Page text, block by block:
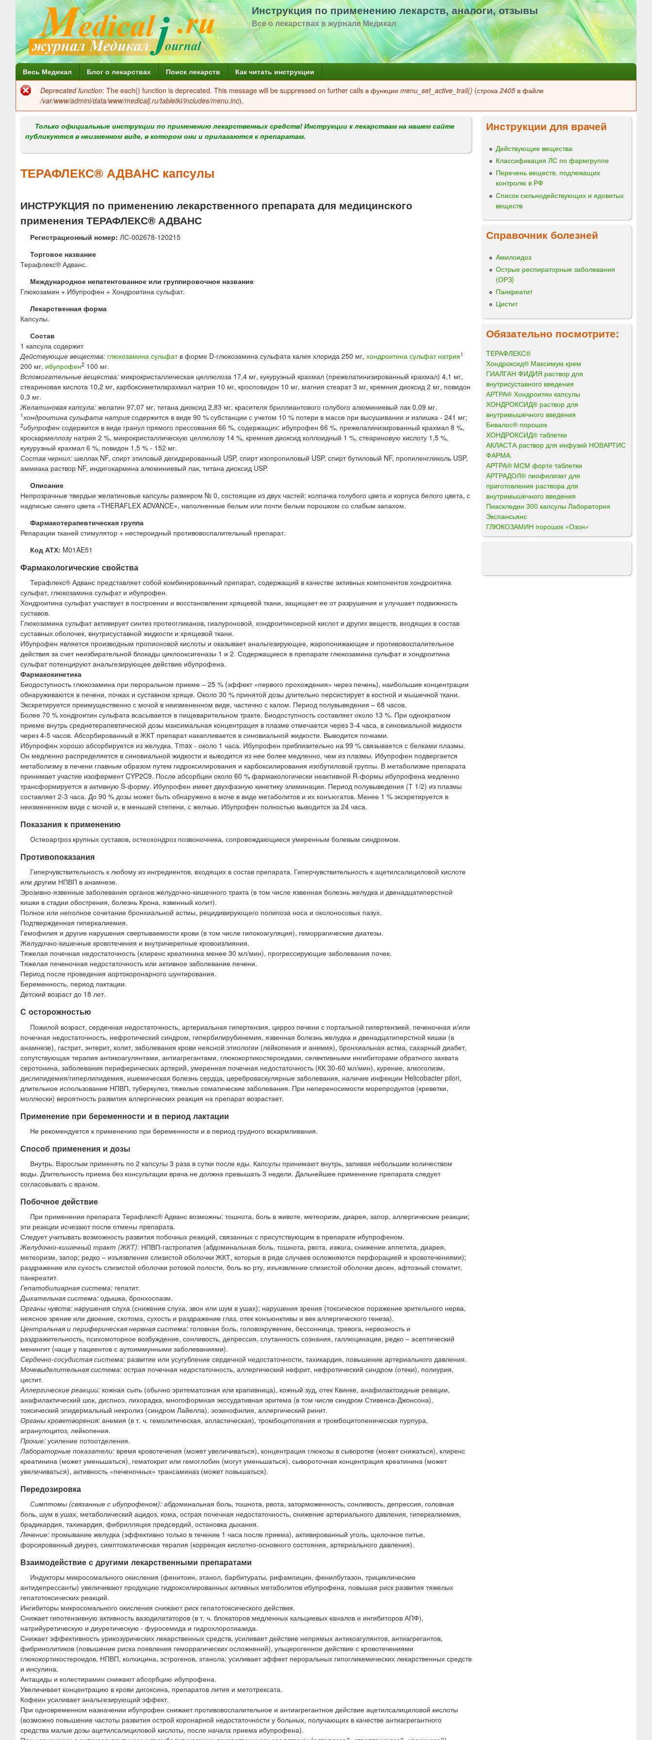
Перейти
к
содержанию
Инструкция по применению лекарств, аналоги, отзывы
Все о лекарствах в журнале Медикал
Г
л
н
м
н
ю
Весь Медикал Блог о лекарствах Поиск лекарств Как читать инструкции
Сообщение
об
ошибке
Deprecated function: The each() function is deprecated. This message will be suppressed on further calls в функции menu_set_active_trail() (строка 2405 в файле
/var/www/admini/data/www/medicalj.ru/tabletki/includes/menu.inc).
Только официальные инструкции по применению лекарственных средств! Инструкции к лекарствам на нашем сайте
публикуются в неизменном виде, в котором они и прилагаются к препаратам.
ТЕРАФЛЕКС® АДВАНС капсулы
ИНСТРУКЦИЯ по применению лекарственного препарата для медицинского
применения ТЕРАФЛЕКС® АДВАНС
Регистрационный номер: ЛС-002678-120215
Торговое название
Терафлекс® Адванс.
Международное непатентованное или группировочное название
Глюкозамин + Ибупрофен + Хондроитина сульфат.
Лекарственная форма
Капсулы.
Состав
1 капсула содержит
Действующие вещества: глюкозамина сульфат в форме D-глюкозамина сульфата калия хлорида 250 мг, хондроитина сульфат натрия1
200 мг, ибупрофен2 100 мг.
Вспомогательные вещества: микрокристаллическая целлюлоза 17,4 мг, кукурузный крахмал (прежелатинизированный крахмал) 4,1 мг,
стеариновая кислота 10,2 мг, карбоксиметилкрахмал натрия 10 мг, кросповидон 10 мг, магния стеарат 3 мг, кремния диоксид 2 мг, повидон
0,3 мг.
Желатиновая капсула: желатин 97,07 мг, титана диоксид 2,83 мг, красителя бриллиантового голубого алюминиевый лак 0,09 мг.
1хондроитина сульфата натрия содержится в виде 90 % субстанции с учетом 10 % потери в массе при высушивании и излишка - 241 мг;
2ибупрофен содержится в виде гранул прямого прессования 66 %, содержащих: ибупрофен 66 %, прежелатинизированный крахмал 8 %,
кроскармеллозу натрия 2 %, микрокристаллическую целлюлозу 14 %, кремния диоксид коллоидный 1 %, стеариновую кислоту 1,5 %,
кукурузный крахмал 6 %, повидон 1,5 % - 152 мг.
Состав чернил: шеллак NF, спирт этиловый дегидрированный USP, спирт изопропиловый USP, спирт бутиловый NF, пропиленгликоль USP,
аммиака раствор NF, индигокармина алюминиевый лак, титана диоксид USP.
Описание
Непрозрачные твердые желатиновые капсулы размером № 0, состоящие из двух частей: колпачка голубого цвета и корпуса белого цвета, с
надписью синего цвета «THERAFLEX ADVANCE», наполненные белым или почти белым порошком со слабым запахом.
Фармакотерапевтическая группа
Репарации тканей стимулятор + нестероидный противовоспалительный препарат.
Код АТХ: M01AE51
Фармакологические свойства
Терафлекс® Адванс представляет собой комбинированный препарат, содержащий в качестве активных компонентов хондроитина
сульфат, глюкозамина сульфат и ибупрофен.
Хондроитина сульфат участвует в построении и восстановлении хрящевой ткани, защищает ее от разрушения и улучшает подвижность
суставов.
Глюкозамина сульфат активирует синтез протеогликанов, гиалуроновой, хондроитинсерной кислот и других веществ, входящих в состав
суставных оболочек, внутрисуставной жидкости и хрящевой ткани.
Ибупрофен является производным пропионовой кислоты и оказывает анальгезирующее, жаропонижающее и противовоспалительное
действия за счет неизбирательной блокады циклооксигеназы 1 и 2. Содержащиеся в препарате глюкозамина сульфат и хондроитина
сульфат потенцируют анальгезирующее действие ибупрофена.
Фармакокинетика
Биодоступность глюкозамина при пероральном приеме – 25 % (эффект «первого прохождения» через печень), наибольшие концентрации
обнаруживаются в печени, почках и суставном хряще. Около 30 % принятой дозы длительно персистирует в костной и мышечной ткани.
Экскретируется преимущественно с мочой в неизмененном виде, частично с калом. Период полувыведения – 68 часов.
Более 70 % хондроитин сульфата всасывается в пищеварительном тракте. Биодоступность составляет около 13 %. При однократном
приеме внутрь среднетерапевтической дозы максимальная концентрация в плазме отмечается через 3-4 часа, в синовиальной жидкости
через 4-5 часов. Абсорбированный в ЖКТ препарат накапливается в синовиальной жидкости. Выводится почками.
Ибупрофен хорошо абсорбируется из желудка. Тmax - около 1 часа. Ибупрофен приблизительно на 99 % связывается с белками плазмы.
Он медленно распределяется в синовиальной жидкости и выводится из нее более медленно, чем из плазмы. Ибупрофен подвергается
метаболизму в печени главным образом путем гидроксилирования и карбоксилирования изобутиловой группы. В метаболизме препарата
принимает участие изофермент CYP2C9. После абсорбции около 60 % фармакологически неактивной R-формы ибупрофена медленно
трансформируется в активную S-форму. Ибупрофен имеет двухфазную кинетику элиминации. Период полувыведения (Т 1/2) из плазмы
составляет 2-3 часа. До 90 % дозы может быть обнаружено в моче в виде метаболитов и их конъюгатов. Менее 1 % экскретируется в
неизмененном виде с мочой и, в меньшей степени, с желчью. Ибупрофен полностью выводится за 24 часа.
Показания к применению
Остеоартроз крупных суставов, остеохондроз позвоночника, сопровождающиеся умеренным болевым синдромом.
Противопоказания
Гиперчувствительность к любому из ингредиентов, входящих в состав препарата. Гиперчувствительность к ацетилсалициловой кислоте
или другим НПВП в анамнезе.
Эрозивно-язвенные заболевания органов желудочно-кишечного тракта (в том числе язвенная болезнь желудка и двенадцатиперстной
кишки в стадии обострения, болезнь Крона, язвенный колит).
Полное или неполное сочетание бронхиальной астмы, рецидивирующего полипоза носа и околоносовых пазух.
Подтвержденная гиперкалиемия.
Гемофилия и другие нарушения свертываемости крови (в том числе гипокоагуляция), геморрагические диатезы.
Желудочно-кишечные кровотечения и внутричерепные кровоизлияния.
Тяжелая почечная недостаточность (клиренс креатинина менее 30 мл/мин), прогрессирующие заболевания почек.
Тяжелая печеночная недостаточность или активное заболевание печени.
Период после проведения аортокоронарного шунтирования.
Беременность, период лактации.
Детский возраст до 18 лет.
С осторожностью
Пожилой возраст, сердечная недостаточность, артериальная гипертензия, цирроз печени с портальной гипертензией, печеночная и/или
почечная недостаточность, нефротический синдром, гипербилирубинемия, язвенная болезнь желудка и двенадцатиперстной кишки (в
анамнезе), гастрит, энтерит, колит, заболевания крови неясной этиологии (лейкопения и анемия), бронхиальная астма, сахарный диабет,
сопутствующая терапия антикоагулянтами, антиагрегантами, глюкокортикостероидами, селективными ингибиторами обратного захвата
серотонина, заболевания периферических артерий, умеренная почечная недостаточность (КК 30-60 мл/мин), курение, алкоголизм,
дислипидемия/гиперлипидемия, ишемическая болезнь сердца, цереброваскулярные заболевания, наличие инфекции Helicobacter pilori,
длительное использование НПВП, туберкулез, тяжелые соматические заболевания. При непереносимости морепродуктов (креветки,
моллюски) вероятность развития аллергических реакция на препарат возрастает.
Применение при беременности и в период лактации
Не рекомендуется к применению при беременности и в период грудного вскармливания.
Способ применения и дозы
Внутрь. Взрослым применять по 2 капсулы 3 раза в сутки после еды. Капсулы принимают внутрь, запивая небольшим количеством
воды. Длительность приема без консультации врача не должна превышать 3 недели. Дальнейшее применение препарата следует
согласовывать с врачом.
Побочное действие
При применении препарата Терафлекс® Адванс возможны: тошнота, боль в животе, метеоризм, диарея, запор, аллергические реакции;
эти реакции исчезают после отмены препарата.
Следует учитывать возможность развития побочных реакций, связанных с присутствующим в препарате ибупрофеном.
Желудочно-кишечный тракт (ЖКТ): НПВП-гастропатия (абдоминальная боль, тошнота, рвота, изжога, снижение аппетита, диарея,
метеоризм, запор; редко – изъязвления слизистой оболочки ЖКТ, которые в ряде случаев осложняются перфорацией и кровотечениями);
раздражение или сухость слизистой оболочки ротовой полости, боль во рту, изъязвление слизистой оболочки десен, афтозный стоматит,
панкреатит.
Гепатобилиарная система: гепатит.
Дыхательная система: одышка, бронхоспазм.
Органы чувств: нарушения слуха (снижение слуха, звон или шум в ушах); нарушения зрения (токсическое поражение зрительного нерва,
неясное зрение или двоение, скотома, сухость и раздражение глаз, отек конъюнктивы и век аллергического генеза).
Центральная и периферическая нервная система: головная боль, головокружение, бессонница, тревога, нервозность и
раздражительность, психомоторное возбуждение, сонливость, депрессия, спутанность сознания, галлюцинации, редко – асептический
менингит (чаще у пациентов с аутоиммунными заболеваниями).
Сердечно-сосудистая система: развитие или усугубление сердечной недостаточности, тахикардия, повышение артериального давления.
Мочевыделительная система: острая почечная недостаточность, аллергический нефрит, нефротический синдром (отеки), полиурия,
цистит.
Аллергические реакции: кожная сыпь (обычно эритематозная или крапивница), кожный зуд, отек Квинке, анафилактоидные реакции,
анафилактический шок, диспноэ, лихорадка, многоформная экссудативная эритема (в том числе синдром Стивенса-Джонсона),
токсический эпидермальный некролиз (синдром Лайелла), эозинофилия, аллергический ринит.
Органы кроветворения: анемия (в т. ч. гемолитическая, апластическая), тромбоцитопения и тромбоцитопеническая пурпура,
агранулоцитоз, лейкопения.
Прочие: усиление потоотделения.
Лабораторные показатели: время кровотечения (может увеличиваться), концентрация глюкозы в сыворотке (может снижаться), клиренс
креатинина (может уменьшаться), гематокрит или гемоглобин (могут уменьшаться), сывороточная концентрация креатинина (может
увеличиваться), активность «печеночных» трансаминаз (может повышаться).
Передозировка
Симптомы (связанные с ибупрофеном): абдоминальная боль, тошнота, рвота, заторможенность, сонливость, депрессия, головная
боль, шум в ушах, метаболический ацидоз, кома, острая почечная недостаточность, снижение артериального давления, гиперкалиемия,
брадикардия, тахикардия, фибрилляция предсердий, остановка дыхания.
Лечение: промывание желудка (эффективно только в течение 1 часа после приема), активированный уголь, щелочное питье,
форсированный диурез, симптоматическая терапия (коррекция кислотно-основного состояния, артериального давления).
Взаимодействие с другими лекарственными препаратами
Индукторы микросомального окисления (фенитоин, этанол, барбитураты, рифампицин, фенилбутазон, трициклические
антидепрессанты) увеличивают продукцию гидроксилированных активных метаболитов ибупрофена, повышая риск развития тяжелых
гепатотоксических реакций.
Ингибиторы микросомального окисления снижают риск гепатотоксического действия.
Снижает гипотензивную активность вазодилататоров (в т. ч. блокаторов медленных кальциевых каналов и ингибиторов АПФ),
натрийуретическую и диуретическую - фуросемида и гидрохлоротиазида.
Снижает эффективность урикозурических лекарственных средств, усиливает действие непрямых антикоагулянтов, антиагрегантов,
фибринолитиков (повышение риска появления геморрагических осложнений), ульцерогенное действие с кровотечениями
глюкокортикостероидов, НПВП, колхицина, эстрогенов, этанола; усиливает эффект пероральных гипогликемических лекарственных средств
и инсулина.
Антациды и колестирамин снижают абсорбцию ибупрофена.
Увеличивает концентрацию в крови дигоксина, препаратов лития и метотрексата.
Кофеин усиливает анальгезирующий эффект.
При одновременном назначении ибупрофен снижает противовоспалительное и антиагрегантное действие ацетилсалициловой кислоты
(возможно повышение частоты развития острой коронарной недостаточности у больных, получающих в качестве антиагрегантного
средства малые дозы ацетилсалициловой кислоты, после начала приема ибупрофена).
Инструкции для врачей
Действующие вещества
Классификация ЛС по фармгруппе
Перечень веществ, подлежащих
контролю в РФ
Список сильнодействующих и ядовитых
веществ
Справочник болезней
Амилоидоз
Острые респираторные заболевания
(ОРЗ)
Панкреатит
Цистит
Обязательно посмотрите:
ТЕРАФЛЕКС®
Хондроксид® Максимум крем
ГИАЛГАН ФИДИЯ раствор для
внутрисуставного введения
АРТРА® Хондроитин капсулы
ХОНДРОКСИД® раствор для
внутримышечного введения
Бивалос® порошок
ХОНДРОКСИД® таблетки
АКЛАСТА раствор для инфузий НОВАРТИС
ФАРМА
АРТРА® МСМ форте таблетки
АРТРАДОЛ® лиофилизат для
приготовления раствора для
внутримышечного введения
Пиаскледин 300 капсулы Лаборатория
Экспансьянс
ГЛЮКОЗАМИН порошок «Озон»